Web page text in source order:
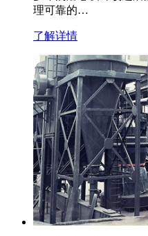
理可靠的…
了解详情